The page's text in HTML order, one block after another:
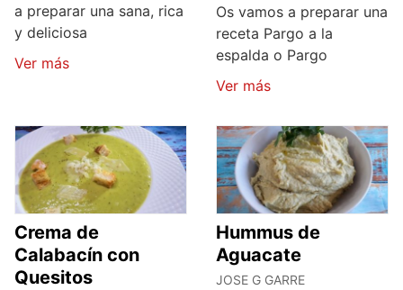
a preparar una sana, rica
y deliciosa
Ver más
Os vamos a preparar una
receta Pargo a la
espalda o Pargo
Ver más
Crema de
Calabacín con
Quesitos
Hummus de
Aguacate
JOSE G GARRE